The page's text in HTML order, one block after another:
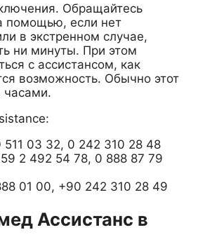
Обращайтесь
помощью, если нет
в экстренном случае,
ни минуты. При этом
с ассистансом, как
возможность. Обычно этот
часами.
03 32, 0 242 310 28 48
2 492 54 78, 0 888 87 79
01 00, +90 242 310 28 49
Ассистанс в